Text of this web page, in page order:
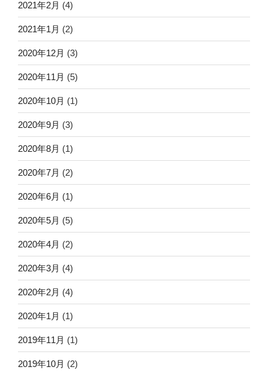
2021年2月 (4)
2021年1月 (2)
2020年12月 (3)
2020年11月 (5)
2020年10月 (1)
2020年9月 (3)
2020年8月 (1)
2020年7月 (2)
2020年6月 (1)
2020年5月 (5)
2020年4月 (2)
2020年3月 (4)
2020年2月 (4)
2020年1月 (1)
2019年11月 (1)
2019年10月 (2)